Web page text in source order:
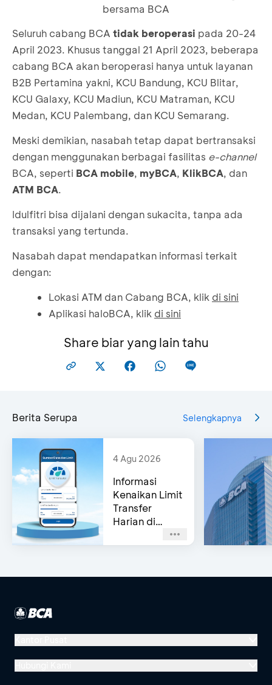
Seluruh cabang BCA tidak beroperasi pada 20-24
April 2023. Khusus tanggal 21 April 2023, beberapa
cabang BCA akan beroperasi hanya untuk layanan
B2B Pertamina yakni, KCU Bandung, KCU Blitar,
KCU Galaxy, KCU Madiun, KCU Matraman, KCU
Medan, KCU Palembang, dan KCU Semarang.
Meski demikian, nasabah tetap dapat bertransaksi
dengan menggunakan berbagai fasilitas e-channel
BCA, seperti BCA mobile, myBCA, KlikBCA, dan
ATM BCA.
Idulfitri bisa dijalani dengan sukacita, tanpa ada
transaksi yang tertunda.
Nasabah dapat mendapatkan informasi terkait
dengan:
Lokasi ATM dan Cabang BCA, klik di sini
Aplikasi haloBCA, klik di sini
Share biar yang lain tahu
Berita Serupa Selengkapnya
4 Agu 2026
Informasi
Kenaikan Limit
Transfer
Harian di
Menara BCA, Grand Indonesia
Jl. MH Thamrin No. 1